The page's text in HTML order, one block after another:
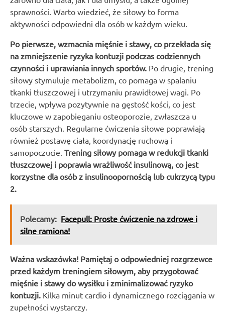
sprawności. Warto wiedzieć, że siłowy to forma
aktywności odpowiedni dla osób w każdym wieku.
Po pierwsze, wzmacnia mięśnie i stawy, co przekłada się
na zmniejszenie ryzyka kontuzji podczas codziennych
czynności i uprawiania innych sportów. Po drugie, trening
siłowy stymuluje metabolizm, co pomaga w spalaniu
tkanki tłuszczowej i utrzymaniu prawidłowej wagi. Po
trzecie, wpływa pozytywnie na gęstość kości, co jest
kluczowe w zapobieganiu osteoporozie, zwłaszcza u
osób starszych. Regularne ćwiczenia siłowe poprawiają
również postawę ciała, koordynację ruchową i
samopoczucie. Trening siłowy pomaga w redukcji tkanki
tłuszczowej i poprawia wrażliwość insulinową, co jest
korzystne dla osób z insulinoopornością lub cukrzycą typu
2.
Polecamy: Facepull: Proste ćwiczenie na zdrowe i
silne ramiona!
Ważna wskazówka! Pamiętaj o odpowiedniej rozgrzewce
przed każdym treningiem siłowym, aby przygotować
mięśnie i stawy do wysiłku i zminimalizować ryzyko
kontuzji. Kilka minut cardio i dynamicznego rozciągania w
zupełności wystarczy.